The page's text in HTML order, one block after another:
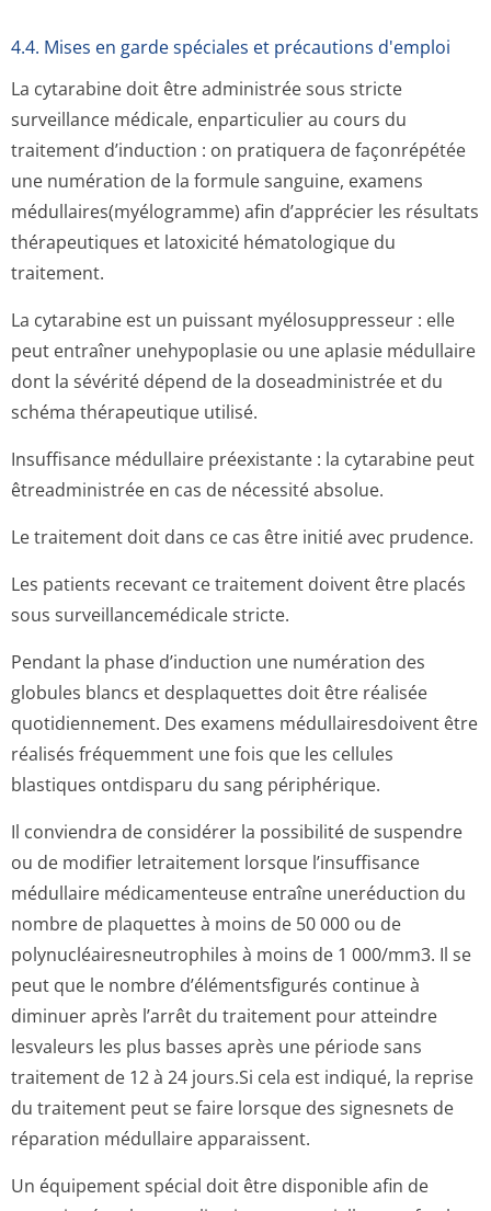
4.4. Mises en garde spéciales et précautions d'emploi
La cytarabine doit être administrée sous stricte
surveillance médicale, enparticulier au cours du
traitement d’induction : on pratiquera de façonrépétée
une numération de la formule sanguine, examens
médullaires(my­élogramme) afin d’apprécier les résultats
thérapeutiques et latoxicité hématologique du
traitement.
La cytarabine est un puissant myélosuppresseur : elle
peut entraîner unehypoplasie ou une aplasie médullaire
dont la sévérité dépend de la doseadministrée et du
schéma thérapeutique utilisé.
Insuffisance médullaire préexistante : la cytarabine peut
êtreadministrée en cas de nécessité absolue.
Le traitement doit dans ce cas être initié avec prudence.
Les patients recevant ce traitement doivent être placés
sous surveillancemé­dicale stricte.
Pendant la phase d’induction une numération des
globules blancs et desplaquettes doit être réalisée
quotidiennement. Des examens médullairesdoivent être
réalisés fréquemment une fois que les cellules
blastiques ontdisparu du sang périphérique.
Il conviendra de considérer la possibilité de suspendre
ou de modifier letraitement lorsque l’insuffisance
médullaire médicamenteuse entraîne uneréduction du
nombre de plaquettes à moins de 50 000 ou de
polynucléaires­neutrophiles à moins de 1 000/mm3. Il se
peut que le nombre d’élémentsfigurés continue à
diminuer après l’arrêt du traitement pour atteindre
lesvaleurs les plus basses après une période sans
traitement de 12 à 24 jours.Si cela est indiqué, la reprise
du traitement peut se faire lorsque des signesnets de
réparation médullaire apparaissent.
Un équipement spécial doit être disponible afin de